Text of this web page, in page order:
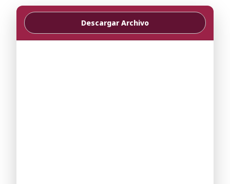
Descargar Archivo